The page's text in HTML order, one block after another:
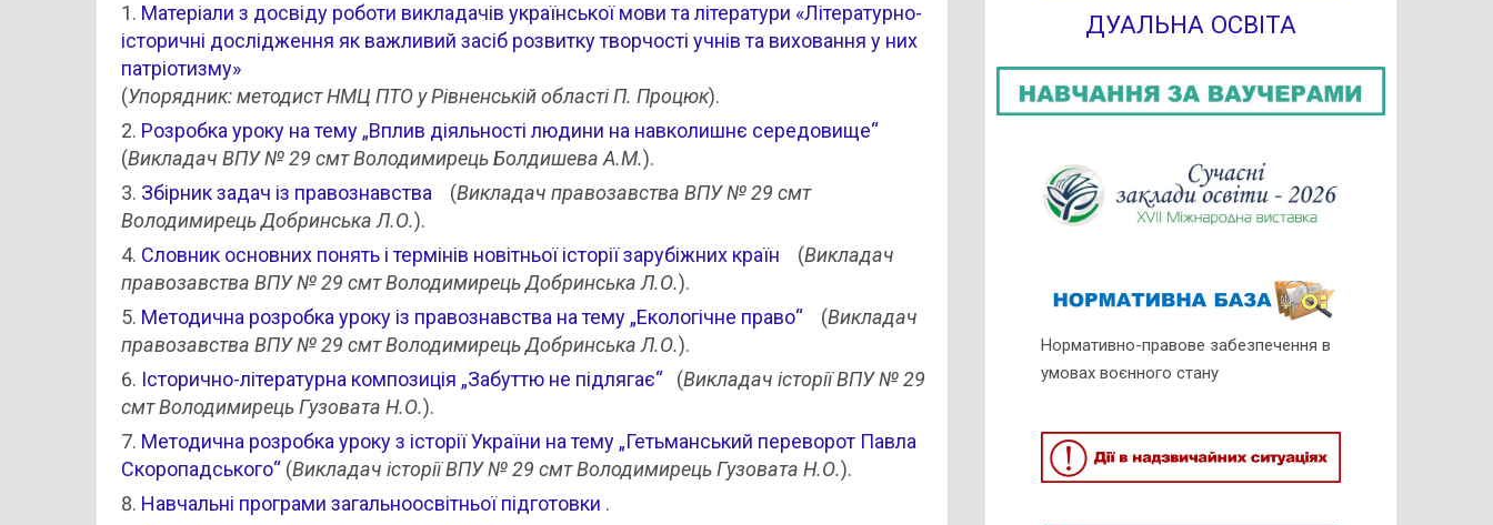
Матеріали з досвіду роботи викладачів української мови та літератури «Літературно-
історичні дослідження як важливий засіб розвитку творчості учнів та виховання у них
патріотизму»
(Упорядник: методист НМЦ ПТО у Рівненській області П. Процюк).
Розробка уроку на тему „Вплив діяльності людини на навколишнє середовище“
(Викладач ВПУ № 29 смт Володимирець Болдишева А.М.).
Збірник задач із правознавства
(Викладач правозавства ВПУ № 29 смт
Володимирець Добринська Л.О.).
Словник основних понять і термінів новітньої історії зарубіжних країн
(Викладач
правозавства ВПУ № 29 смт Володимирець Добринська Л.О.).
Методична розробка уроку із правознавства на тему „Екологічне право“
(Викладач
правозавства ВПУ № 29 смт Володимирець Добринська Л.О.).
Історично-літературна композиція „Забуттю не підлягає“
(Викладач історії ВПУ № 29
смт Володимирець Гузовата Н.О.).
Методична розробка уроку з історії України на тему „Гетьманський переворот Павла
Скоропадського“ (Викладач історії ВПУ № 29 смт Володимирець Гузовата Н.О.).
Навчальні програми загальноосвітньої підготовки .
ДУАЛЬНА ОСВІТА
Нормативно-правове забезпечення в
умовах воєнного стану